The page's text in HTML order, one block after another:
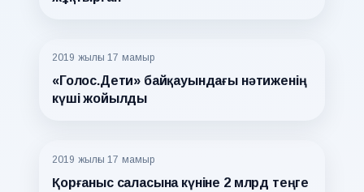
2019 жылғы 17 мамыр
«Голос.Дети» байқауындағы нәтиженің
күші жойылды
2019 жылғы 17 мамыр
Қорғаныс саласына күніне 2 млрд теңге